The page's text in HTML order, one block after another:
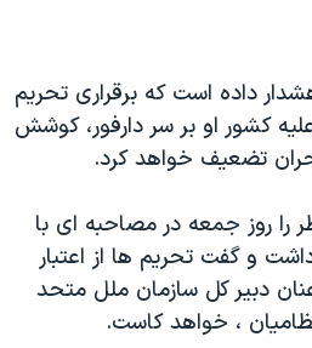
۲۰۲۴
داده است که برقراری تحريم
کشور او بر سر دارفور، کوشش
تضعيف خواهد کرد.
روز جمعه در مصاحبه ای با
و گفت تحريم ها از اعتبار
دبير کل سازمان ملل متحد
، خواهد کاست.